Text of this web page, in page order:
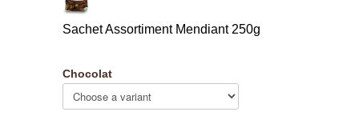
Sachet Assortiment Mendiant 250g
Chocolat